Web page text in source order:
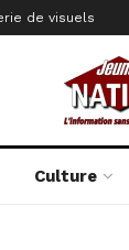
de visuels
Culture